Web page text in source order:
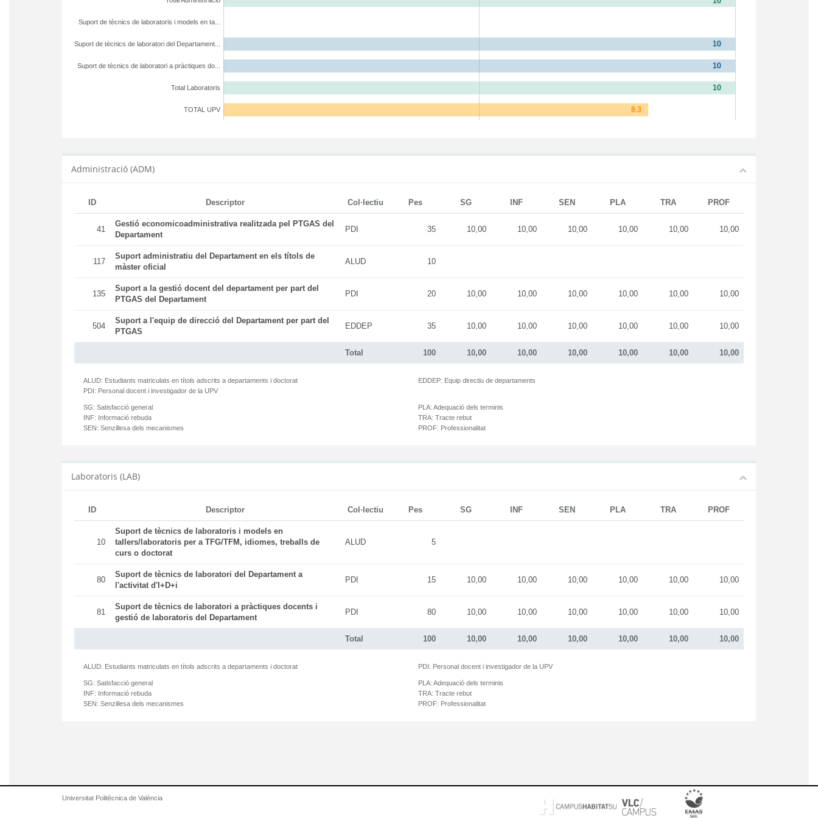
TOTAL UPV
Total Laboratoris
Suport de tècnics de laboratori a pràctiques do...
Suport de tècnics de laboratori del Departament...
Suport de tècnics de laboratoris i models en ta...
Administració (ADM)
ID Descriptor Col·lectiu Pes SG INF SEN PLA TRA PROF
Total 100 10,00 10,00 10,00 10,00 10,00 10,00
41
Gestió economicoadministrativa realitzada pel PTGAS del
Departament
PDI 35 10,00 10,00 10,00 10,00 10,00 10,00
117
Suport administratiu del Departament en els títols de
màster oficial
ALUD 10
135
Suport a la gestió docent del departament per part del
PTGAS del Departament
PDI 20 10,00 10,00 10,00 10,00 10,00 10,00
504
Suport a l'equip de direcció del Departament per part del
PTGAS
EDDEP 35 10,00 10,00 10,00 10,00 10,00 10,00
ALUD: Estudiants matriculats en títols adscrits a departaments i doctorat
PDI: Personal docent i investigador de la UPV
EDDEP: Equip directiu de departaments
SG: Satisfacció general
INF: Informació rebuda
SEN: Senzillesa dels mecanismes
PLA: Adequació dels terminis
TRA: Tracte rebut
PROF: Professionalitat
Laboratoris (LAB)
ID Descriptor Col·lectiu Pes SG INF SEN PLA TRA PROF
Total 100 10,00 10,00 10,00 10,00 10,00 10,00
10
Suport de tècnics de laboratoris i models en
tallers/laboratoris per a TFG/TFM, idiomes, treballs de
curs o doctorat
ALUD 5
80
Suport de tècnics de laboratori del Departament a
l'activitat d'I+D+i
PDI 15 10,00 10,00 10,00 10,00 10,00 10,00
81
Suport de tècnics de laboratori a pràctiques docents i
gestió de laboratoris del Departament
PDI 80 10,00 10,00 10,00 10,00 10,00 10,00
ALUD: Estudiants matriculats en títols adscrits a departaments i doctorat PDI: Personal docent i investigador de la UPV
SG: Satisfacció general
INF: Informació rebuda
SEN: Senzillesa dels mecanismes
PLA: Adequació dels terminis
TRA: Tracte rebut
PROF: Professionalitat
Universitat Politècnica de València